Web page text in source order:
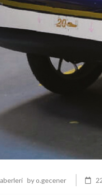
byo.gecener